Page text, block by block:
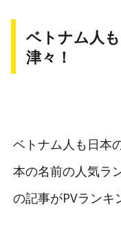
ベトナム人
津々！
ベトナム人も日本
本の名前の人気ラ
の記事がPVランキ